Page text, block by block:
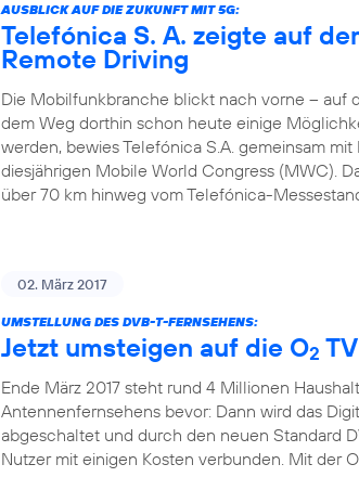
AUSBLICK AUF DIE ZUKUNFT MIT 5G:
Telefónica S. A. zeigte auf
Remote Driving
Die Mobilfunkbranche blickt nach vorne – auf
dem Weg dorthin schon heute einige
werden, bewies Telefónica S.A. gemeinsam
diesjährigen Mobile World Congress (MWC).
über 70 km hinweg vom Telefónica-
02. März 2017
UMSTELLUNG DES DVB-T-FERNSEHENS:
Jetzt umsteigen auf die O2
Ende März 2017 steht rund 4 Millionen
Antennenfernsehens bevor: Dann wird das
abgeschaltet und durch den neuen Standard
Nutzer mit einigen Kosten verbunden. Mit der O